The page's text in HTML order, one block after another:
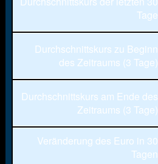
Tage
Durchschnittskurs zu Beginn
des Zeitraums (3 Tage)
Durchschnittskurs am Ende des
Zeitraums (3 Tage)
Veränderung des Euro in 30
Tagen